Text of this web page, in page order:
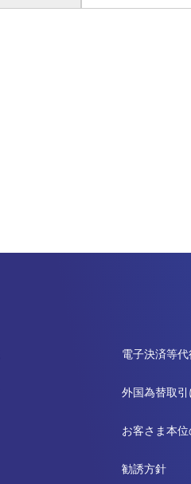
電子決済等
外国為替取
お客さま本
勧誘方針